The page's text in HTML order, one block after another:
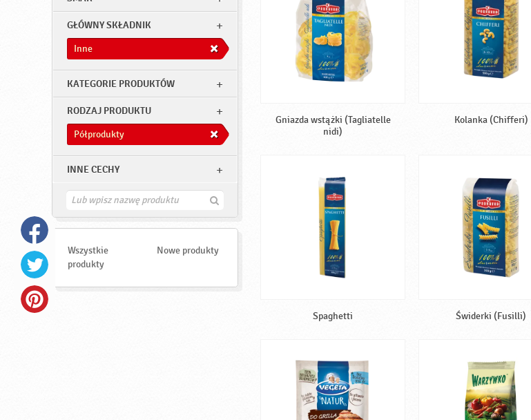
GŁÓWNY SKŁADNIK
Inne
KATEGORIE PRODUKTÓW
RODZAJ PRODUKTU
Półprodukty
INNE CECHY
Z
d
Wszystkie
produkty
Nowe produkty
Gniazda wstążki (Tagliatelle
nidi)
Kolanka (Chifferi)
Spaghetti Świderki (Fusilli)